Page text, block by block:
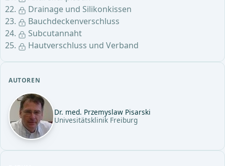
Drainage und Silikonkissen
Bauchdeckenverschluss
Subcutannaht
Hautverschluss und Verband
AUTOREN
Dr. med. Przemyslaw Pisarski
Univesitätsklinik Freiburg